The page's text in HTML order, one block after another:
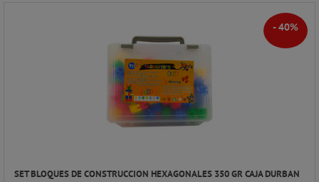
- 40%
SET BLOQUES DE CONSTRUCCION HEXAGONALES 350 GR CAJA DURBAN